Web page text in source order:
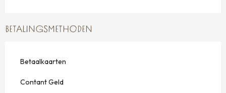
BETALINGSMETHODEN
Betaalkaarten
Contant Geld